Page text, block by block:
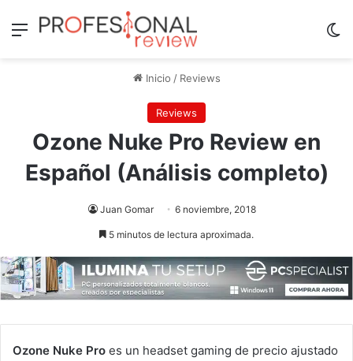
Menú
Inicio / Reviews
Reviews
Ozone Nuke Pro Review en
Español (Análisis completo)
Juan Gomar 6 noviembre, 2018
5 minutos de lectura aproximada.
Ozone Nuke Pro es un headset gaming de precio ajustado